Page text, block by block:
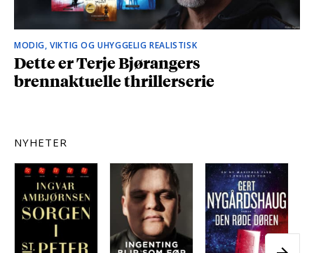
MODIG, VIKTIG OG UHYGGELIG REALISTISK
Dette er Terje Bjørangers
brennaktuelle thrillerserie
NYHETER